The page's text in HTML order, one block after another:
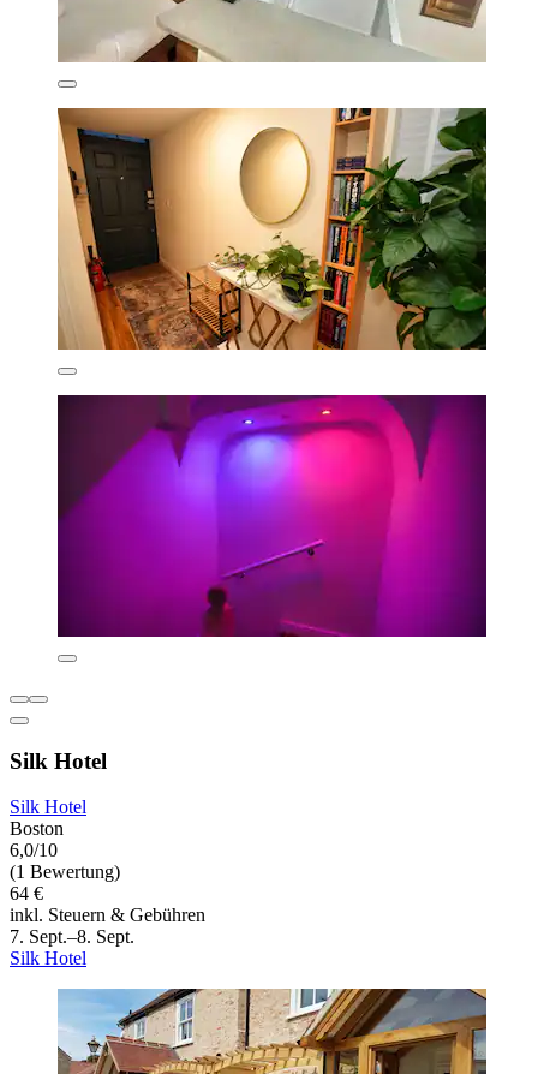
Silk Hotel
Silk Hotel
Boston
6,0/10
(1 Bewertung)
64 €
inkl. Steuern & Gebühren
7. Sept.–8. Sept.
Silk Hotel